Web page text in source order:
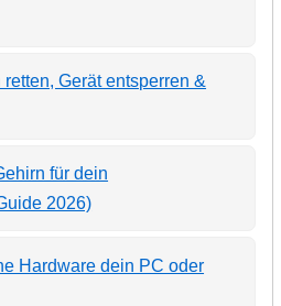
Gerät entsperren &
für dein
2026)
Hardware dein PC oder